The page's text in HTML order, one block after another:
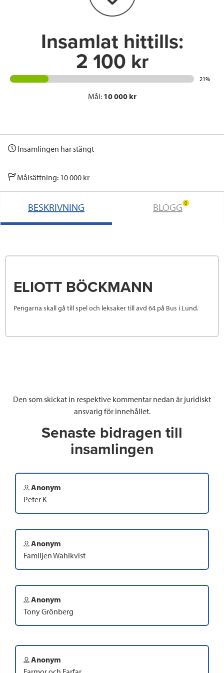
n
Insamlat hittills:
2 100 kr
21%
Mål: 10 000 kr
Insamlingen har stängt
Målsättning: 10 000 kr
BESKRIVNING BLOGG 0
ELIOTT BÖCKMANN
Pengarna skall gå till spel och leksaker till avd 64 på Bus i Lund.
Den som skickat in respektive kommentar nedan är juridiskt
ansvarig för innehållet.
Senaste bidragen till
insamlingen
Anonym
Peter K
Anonym
Familjen Wahlkvist
Anonym
Tony Grönberg
Anonym